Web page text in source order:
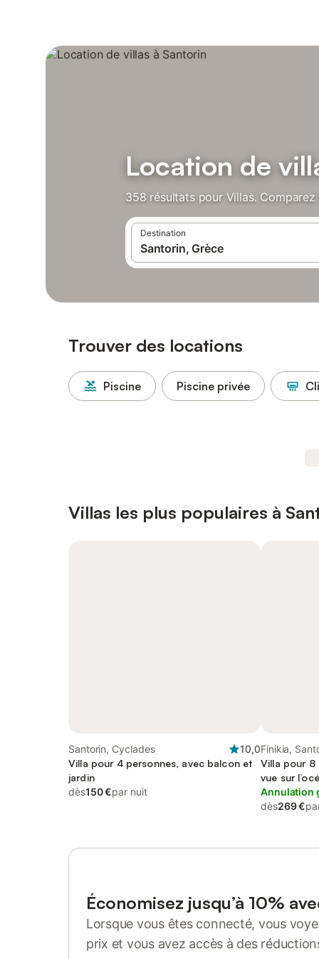
Location de
358 résultats pour Villas.
Destination
Trouver des locations
Piscine Piscine privée
Villas les plus populaires à
Santorin, Cyclades
10,0
Villa pour 4 personnes, avec balcon et
jardin
dès150 €par nuit
Finikia,
Villa pour 8
vue sur
Annulation
dès269 €
Économisez jusqu’à 10%
Lorsque vous êtes connecté, vous
prix et vous avez accès à des